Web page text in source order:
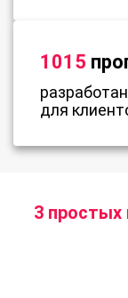
1015
для
3 простых